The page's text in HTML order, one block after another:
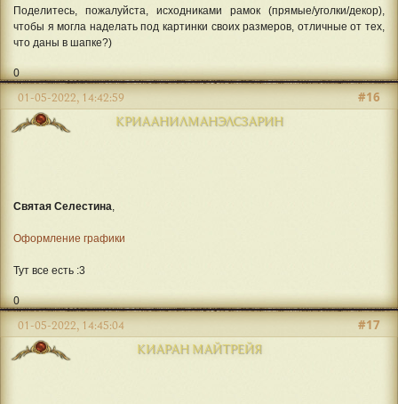
Поделитесь, пожалуйста, исходниками рамок (прямые/уголки/декор),
чтобы я могла наделать под картинки своих размеров, отличные от тех,
что даны в шапке?)
0
КРИААНИЛМАНЭЛСЗАРИН
#16
01-05-2022, 14:42:59
Святая Селестина,
Оформление графики
Тут все есть :3
0
КИАРАН МАЙТРЕЙЯ
#17
01-05-2022, 14:45:04